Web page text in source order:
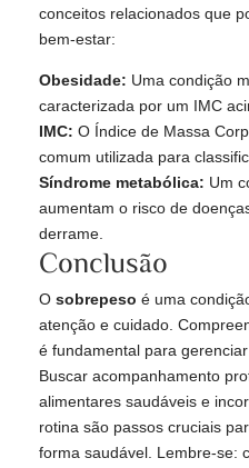
conceitos relacionados que
bem-estar:
Obesidade: Uma condição
caracterizada por um IMC
IMC: O Índice de Massa
comum utilizada para
Síndrome metabólica: Um
aumentam o risco de
derrame.
Conclusão
O sobrepeso é uma
atenção e cuidado.
é fundamental para
Buscar acompanhamento
alimentares saudáveis e
rotina são passos cruciais
forma saudável. Lembre-se: